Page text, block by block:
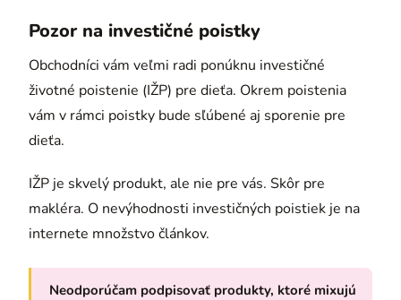
Pozor na investičné poistky
Obchodníci vám veľmi radi ponúknu investičné
životné poistenie (IŽP) pre dieťa. Okrem poistenia
vám v rámci poistky bude sľúbené aj sporenie pre
dieťa.
IŽP je skvelý produkt, ale nie pre vás. Skôr pre
makléra. O nevýhodnosti investičných poistiek je na
internete množstvo článkov.
Neodporúčam podpisovať produkty, ktoré mixujú